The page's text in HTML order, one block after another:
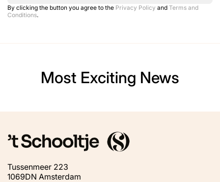
By clicking the button you agree to the Privacy Policy and Terms and
Conditions.
Most Exciting News
Tussenmeer 223
1069DN Amsterdam